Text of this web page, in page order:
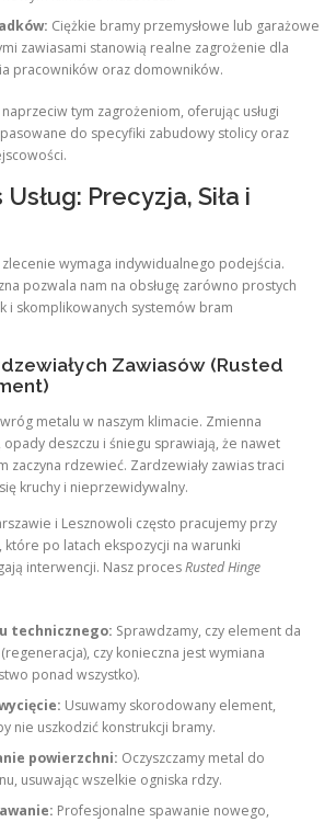
Ciężkie bramy przemysłowe lub garażowe
zawiasami stanowią realne zagrożenie dla
pracowników oraz domowników.
tym zagrożeniom, oferując usługi
do specyfiki zabudowy stolicy oraz
Precyzja, Siła i
wymaga indywidualnego podejścia.
pozwala nam na obsługę zarówno prostych
i skomplikowanych systemów bram
Zawiasów (Rusted
metalu w naszym klimacie. Zmienna
deszczu i śniegu sprawiają, że nawet
zaczyna rdzewieć. Zardzewiały zawias traci
kruchy i nieprzewidywalny.
i Lesznowoli często pracujemy przy
po latach ekspozycji na warunki
interwencji. Nasz procesRusted Hinge
technicznego: Sprawdzamy, czy element da
czy konieczna jest wymiana
ponad wszystko).
Usuwamy skorodowany element,
nie uszkodzić konstrukcji bramy.
powierzchni: Oczyszczamy metal do
usuwając wszelkie ogniska rdzy.
Profesjonalne spawanie nowego,